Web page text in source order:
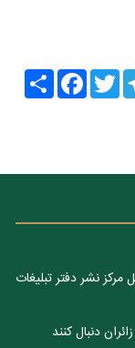
Share
FacebookTwitter
نشر دفتر تبلیغات